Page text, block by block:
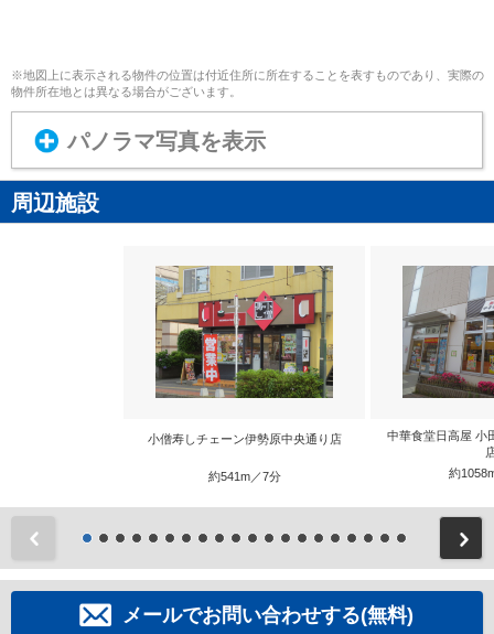
※地図上に表示される物件の位置は付近住所に所在することを表すものであり、実際の
物件所在地とは異なる場合がございます。
パノラマ写真を表示
周辺施設
小僧寿しチェーン伊勢原中央通り店
約541m／7分
中華食堂日高屋 小
約
メールでお問い合わせする(無料)